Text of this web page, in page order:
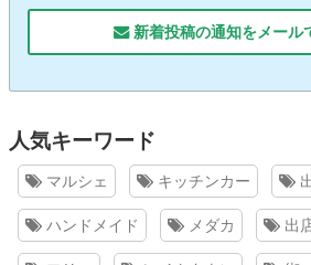
新着投稿の通知をメール
人気キーワード
マルシェ キッチンカー
ハンドメイド メダカ 出